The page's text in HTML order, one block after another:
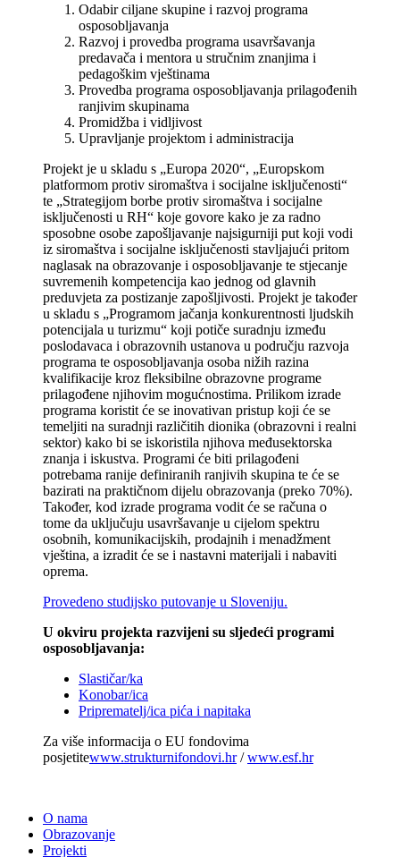
Odabir ciljane skupine i razvoj programa
osposobljavanja
Razvoj i provedba programa usavršavanja
predavača i mentora u stručnim znanjima i
pedagoškim vještinama
Provedba programa osposobljavanja prilagođenih
ranjivim skupinama
Promidžba i vidljivost
Upravljanje projektom i administracija
Projekt je u skladu s „Europa 2020“, „Europskom
platformom protiv siromaštva i socijalne isključenosti“
te „Strategijom borbe protiv siromaštva i socijalne
isključenosti u RH“ koje govore kako je za radno
sposobne osobe zapošljavanje najsigurniji put koji vodi
iz siromaštva i socijalne isključenosti stavljajući pritom
naglasak na obrazovanje i osposobljavanje te stjecanje
suvremenih kompetencija kao jednog od glavnih
preduvjeta za postizanje zapošljivosti. Projekt je također
u skladu s „Programom jačanja konkurentnosti ljudskih
potencijala u turizmu“ koji potiče suradnju između
poslodavaca i obrazovnih ustanova u području razvoja
programa te osposobljavanja osoba nižih razina
kvalifikacije kroz fleksibilne obrazovne programe
prilagođene njihovim mogućnostima. Prilikom izrade
programa koristit će se inovativan pristup koji će se
temeljiti na suradnji različitih dionika (obrazovni i realni
sektor) kako bi se iskoristila njihova međusektorska
znanja i iskustva. Programi će biti prilagođeni
potrebama ranije definiranih ranjivih skupina te će se
bazirati na praktičnom dijelu obrazovanja (preko 70%).
Također, kod izrade programa vodit će se računa o
tome da uključuju usavršavanje u cijelom spektru
osobnih, komunikacijskih, prodajnih i menadžment
vještina, a izradit će se i nastavni materijali i nabaviti
oprema.
Provedeno studijsko putovanje u Sloveniju.
U okviru projekta razvijeni su sljedeći programi
osposobljavanja:
Slastičar/ka
Konobar/ica
Priprematelj/ica pića i napitaka
Za više informacija o EU fondovima
posjetitewww.strukturnifondovi.hr/www.esf.hr
O nama
Obrazovanje
Projekti